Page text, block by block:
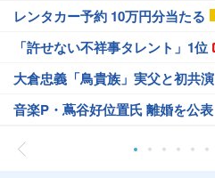
レンタカー予約 10万円分当たる
「許せない不祥事タレント」1位
大倉忠義「鳥貴族」実父と初共演
音楽P・蔦谷好位置氏 離婚を公表